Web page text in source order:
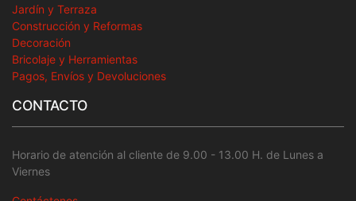
Jardín y Terraza
Construcción y Reformas
Decoración
Bricolaje y Herramientas
Pagos, Envíos y Devoluciones
CONTACTO
Horario de atención al cliente de 9.00 - 13.00 H. de Lunes a
Viernes